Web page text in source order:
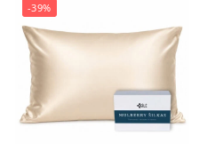
-39%